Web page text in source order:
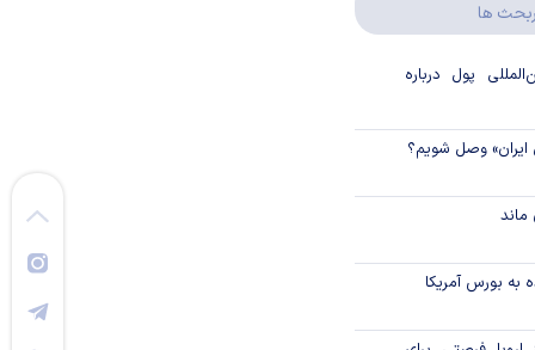
ها
پول درباره
وصل شویم؟
به بورس آمریکا